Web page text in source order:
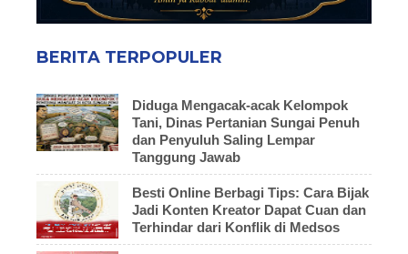
BERITA TERPOPULER
Diduga Mengacak-acak Kelompok
Tani, Dinas Pertanian Sungai Penuh
dan Penyuluh Saling Lempar
Tanggung Jawab
Besti Online Berbagi Tips: Cara Bijak
Jadi Konten Kreator Dapat Cuan dan
Terhindar dari Konflik di Medsos